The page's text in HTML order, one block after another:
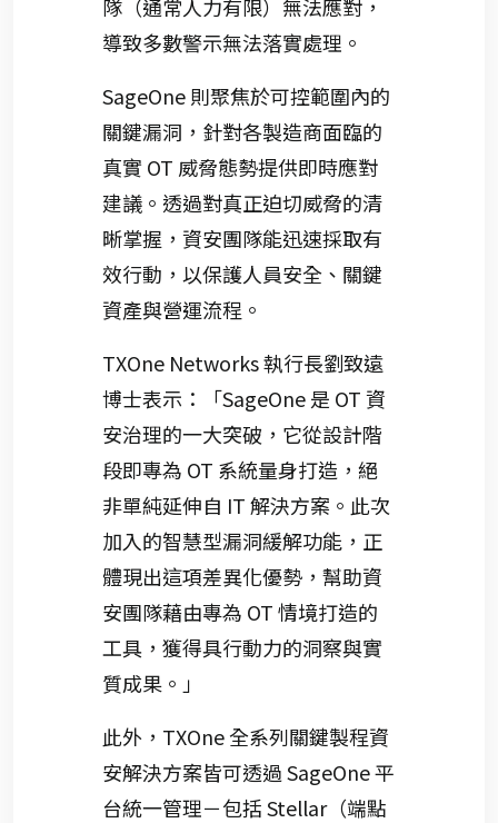
隊（通常人力有限）無法應對，
導致多數警示無法落實處理。
SageOne 則聚焦於可控範圍內的
關鍵漏洞，針對各製造商面臨的
真實 OT 威脅態勢提供即時應對
建議。透過對真正迫切威脅的清
晰掌握，資安團隊能迅速採取有
效行動，以保護人員安全、關鍵
資產與營運流程。
TXOne Networks 執行長劉致遠
博士表示：「SageOne 是 OT 資
安治理的一大突破，它從設計階
段即專為 OT 系統量身打造，絕
非單純延伸自 IT 解決方案。此次
加入的智慧型漏洞緩解功能，正
體現出這項差異化優勢，幫助資
安團隊藉由專為 OT 情境打造的
工具，獲得具行動力的洞察與實
質成果。」
此外，TXOne 全系列關鍵製程資
安解決方案皆可透過 SageOne 平
台統一管理－包括 Stellar（端點